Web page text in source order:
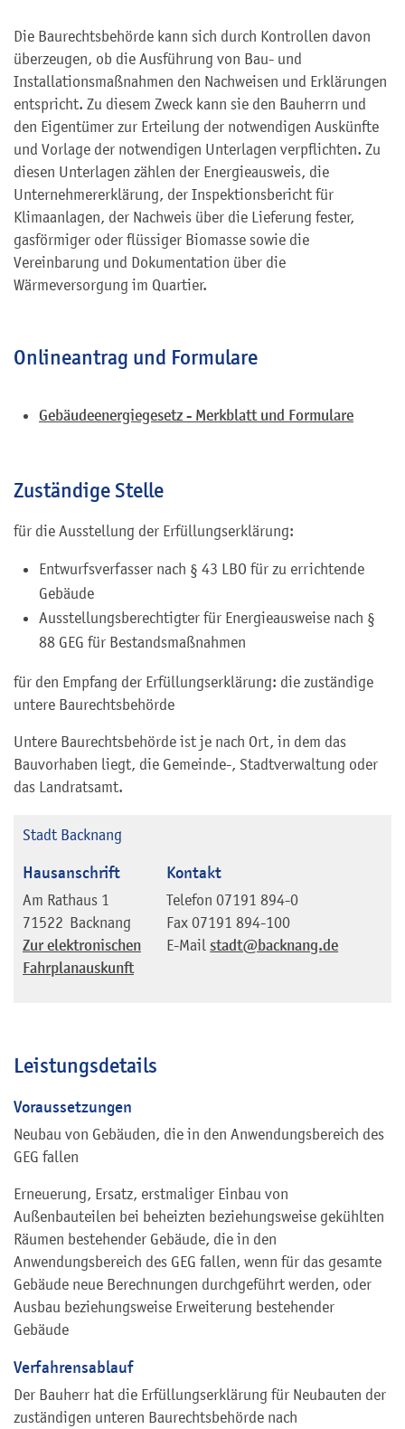
Die Baurechtsbehörde kann sich durch Kontrollen davon
überzeugen, ob die Ausführung von Bau- und
Installationsmaßnahmen den Nachweisen und Erklärungen
entspricht. Zu diesem Zweck kann sie den Bauherrn und
den Eigentümer zur Erteilung der notwendigen Auskünfte
und Vorlage der notwendigen Unterlagen verpflichten. Zu
diesen Unterlagen zählen der Energieausweis, die
Unternehmererklärung, der Inspektionsbericht für
Klimaanlagen, der Nachweis über die Lieferung fester,
gasförmiger oder flüssiger Biomasse sowie die
Vereinbarung und Dokumentation über die
Wärmeversorgung im Quartier.
Onlineantrag und Formulare
Gebäudeenergiegesetz - Merkblatt und Formulare
Zuständige Stelle
für die Ausstellung der Erfüllungserklärung:
Entwurfsverfasser nach § 43 LBO für zu errichtende
Gebäude
Ausstellungsberechtigter für Energieausweise nach §
88 GEG für Bestandsmaßnahmen
für den Empfang der Erfüllungserklärung: die zuständige
untere Baurechtsbehörde
Untere Baurechtsbehörde ist je nach Ort, in dem das
Bauvorhaben liegt, die Gemeinde-, Stadtverwaltung oder
das Landratsamt.
Stadt Backnang
Hausanschrift
Am Rathaus 1
71522 Backnang
Zur elektronischen
Fahrplanauskunft
Kontakt
Telefon 07191 894-0
Fax 07191 894-100
E-Mail stadt@backnang.de
Leistungsdetails
Voraussetzungen
Neubau von Gebäuden, die in den Anwendungsbereich des
GEG fallen
Erneuerung, Ersatz, erstmaliger Einbau von
Außenbauteilen bei beheizten beziehungsweise gekühlten
Räumen bestehender Gebäude, die in den
Anwendungsbereich des GEG fallen, wenn für das gesamte
Gebäude neue Berechnungen durchgeführt werden, oder
Ausbau beziehungsweise Erweiterung bestehender
Gebäude
Verfahrensablauf
Der Bauherr hat die Erfüllungserklärung für Neubauten der
zuständigen unteren Baurechtsbehörde nach